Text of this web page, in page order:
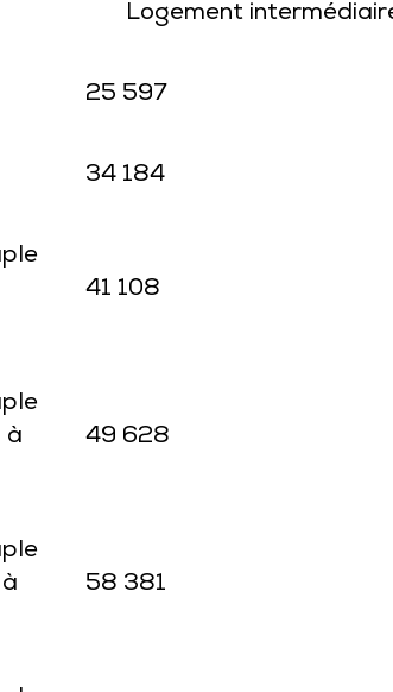
Logement
25 597
34 184
41 108
à
49 628
58 381